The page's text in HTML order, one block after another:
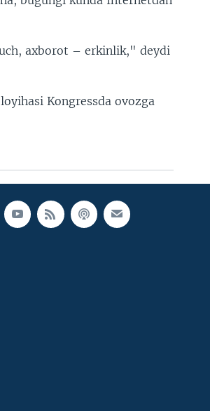
axborot – erkinlik," deydi
Kongressda ovozga